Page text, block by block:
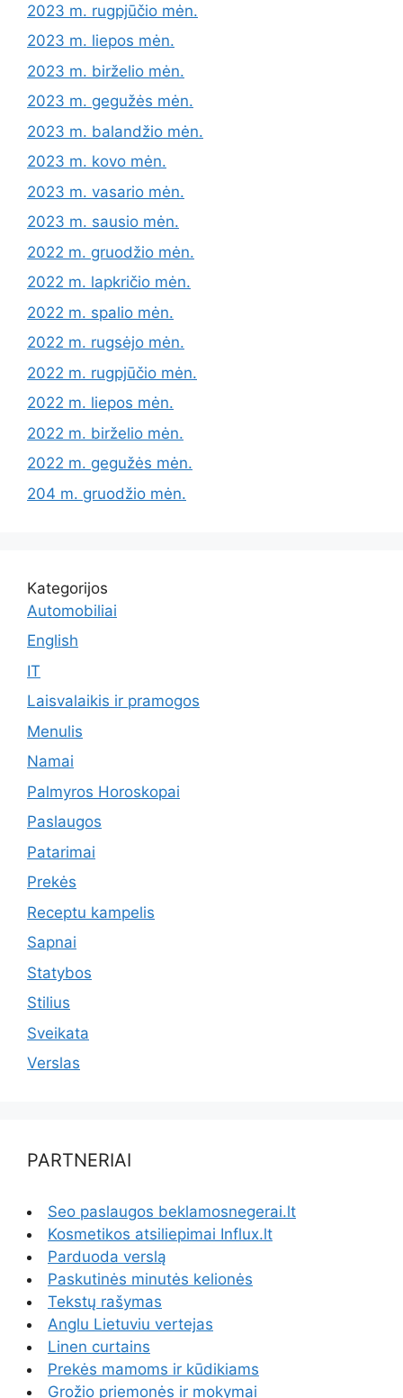
2023 m. rugpjūčio mėn.
2023 m. liepos mėn.
2023 m. birželio mėn.
2023 m. gegužės mėn.
2023 m. balandžio mėn.
2023 m. kovo mėn.
2023 m. vasario mėn.
2023 m. sausio mėn.
2022 m. gruodžio mėn.
2022 m. lapkričio mėn.
2022 m. spalio mėn.
2022 m. rugsėjo mėn.
2022 m. rugpjūčio mėn.
2022 m. liepos mėn.
2022 m. birželio mėn.
2022 m. gegužės mėn.
204 m. gruodžio mėn.
Kategorijos
Automobiliai
English
IT
Laisvalaikis ir pramogos
Menulis
Namai
Palmyros Horoskopai
Paslaugos
Patarimai
Prekės
Receptu kampelis
Sapnai
Statybos
Stilius
Sveikata
Verslas
PARTNERIAI
Seo paslaugos beklamosnegerai.lt
Kosmetikos atsiliepimai Influx.lt
Parduoda verslą
Paskutinės minutės kelionės
Tekstų rašymas
Anglu Lietuviu vertejas
Linen curtains
Prekės mamoms ir kūdikiams
Grožio priemonės ir mokymai